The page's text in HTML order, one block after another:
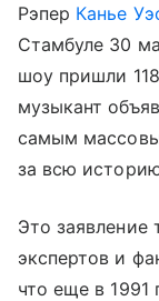
Рэпер Канье
Стамбуле 30
шоу пришли
музыкант
самым
за всю
Это заявление
экспертов и
что еще в 1991